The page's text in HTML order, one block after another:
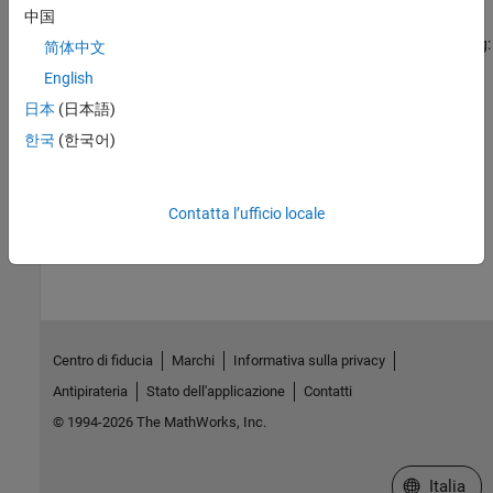
Delete Memory Map
To clear a
object from memory, do any of the following:
Share Memory Between Applications
This example shows how to implement two separate MATLAB
processes that communicate with each other by writing and
How useful was this information?
中国
简体中文
English
日本 (日本語)
한국 (한국어)
Contatta l’ufficio locale
Centro di fiducia Marchi
Informativa sulla privacy
Antipirateria
Stato dell'applicazione
Contatti
© 1994-2026 The MathWorks, Inc.
Seleziona
Italia